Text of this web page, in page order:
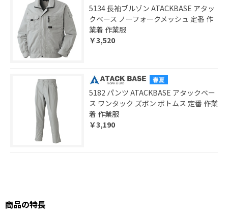
5134 長袖ブルゾン ATACKBASE アタッ
クベース ノーフォークメッシュ 定番 作
業着 作業服
￥3,520
5182 パンツ ATACKBASE アタックベー
ス ワンタック ズボン ボトムス 定番 作業
着 作業服
￥3,190
商品の特長